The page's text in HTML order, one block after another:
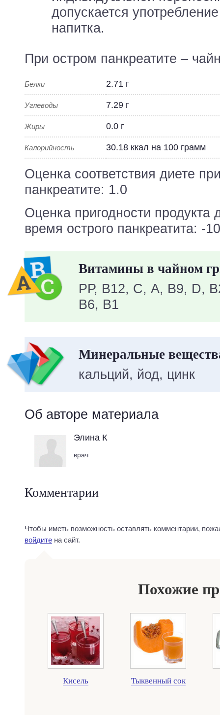
допускается
напитка.
При остром панкреатите –
Белки 2.71 г
Углеводы 7.29 г
Жиры 0.0 г
Калорийность 30.18 ккал на 100 грамм
Оценка соответствия диете
панкреатите: 1.0
Оценка пригодности продукта
время острого панкреатита: -
Витамины в чайном
PР, В12, C, А, В9, D,
В6, В1
Минеральные
кальций, йод, цинк
Об авторе материала
Элина К
врач
Комментарии
Чтобы иметь возможность оставлять комментарии,
войдите на сайт.
Похожие
Кисель Тыквенный сок